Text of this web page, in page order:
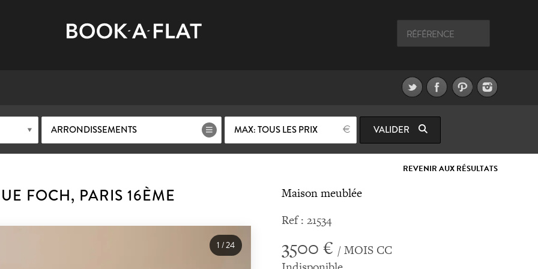
ARRONDISSEMENTS MAX: TOUS LES PRIX VALIDER
REVENIR AUX RÉSULTATS
FOCH, PARIS 16ÈME
1/24
Maison meublée
Ref : 21534
3500 € / MOIS CC